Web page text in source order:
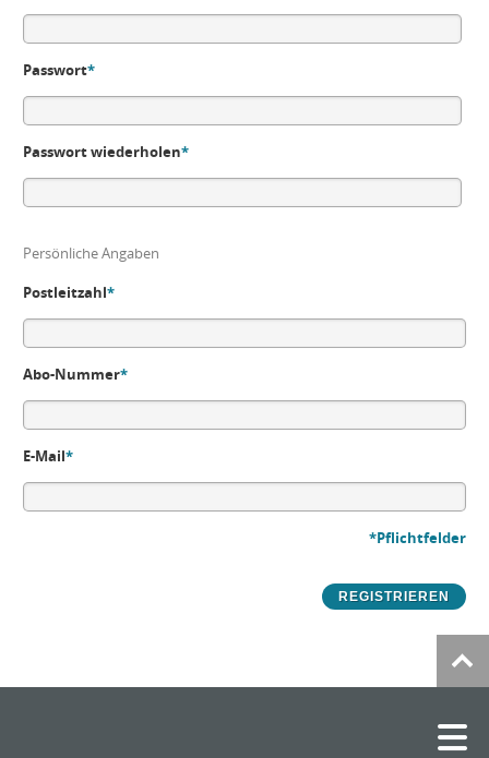
Passwort*
Passwort wiederholen*
Persönliche Angaben
Postleitzahl*
Abo-Nummer*
E-Mail*
*Pflichtfelder